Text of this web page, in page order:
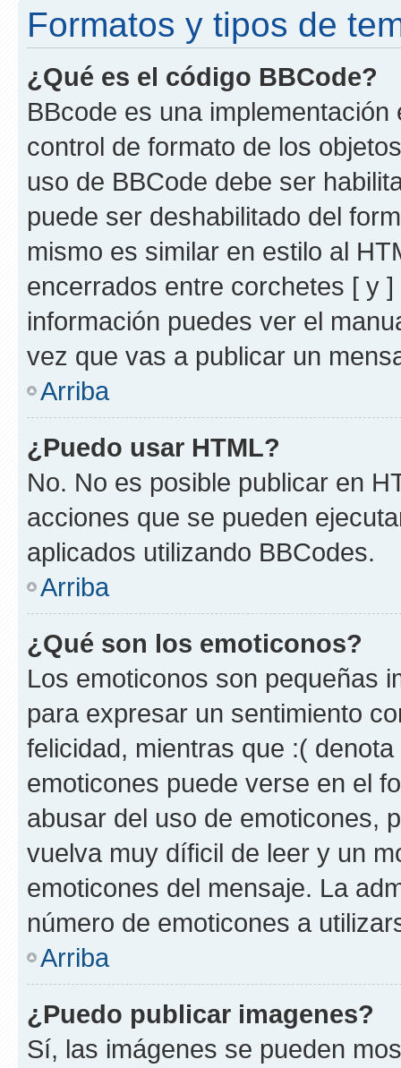
Formatos y tipos de
¿Qué es el código BBCode?
BBcode es una
control de formato de los
uso de BBCode debe ser
puede ser deshabilitado del
mismo es similar en estilo al
encerrados entre corchetes [ y
información puedes ver el
vez que vas a publicar un
Arriba
¿Puedo usar HTML?
No. No es posible publicar en
acciones que se pueden
aplicados utilizando BBCodes.
Arriba
¿Qué son los emoticonos?
Los emoticonos son pequeñas
para expresar un sentimiento
felicidad, mientras que :(
emoticones puede verse en el
abusar del uso de emoticones,
vuelva muy díficil de leer y un
emoticones del mensaje. La
número de emoticones a
Arriba
¿Puedo publicar imagenes?
Sí, las imágenes se pueden